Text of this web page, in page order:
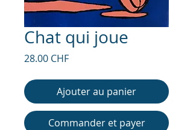
Chat qui joue
28.00 CHFPrix
Ajouter au panier
Commander et payer